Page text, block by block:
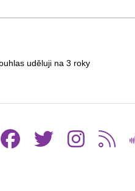
uděluji na 3 roky
Facebook